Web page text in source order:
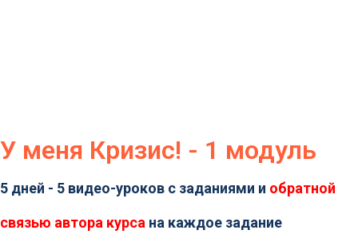
У меня Кризис! - 1 модуль
5 дней - 5 видео-уроков с заданиями и обратной
связью автора курса на каждое задание